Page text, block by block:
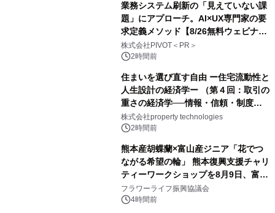
業務システム刷新の「見えていない課
題」にアプローチ。AI×UX専門家の要
求定義メソッド【8/26無料ウェビナ
ー】株式会社PIVOT
株式会社PIVOT＜PR＞
2時間前
住まいを選び直す自由 ー住宅流動性と
人生設計の経済学ー （第４回：取引の
重さの経済学──情報・信頼・制度を
PropTechはどう組み替えるか）｜
PropTech-Lab
株式会社property technologies
2時間前
熊本産胡蝶蘭×富山産ジニア「花でつ
ながる希望の輪」 熊本復興支援チャリ
ティーワークショップを8月9日、富
山・射水で開催
フラワーライフ振興協議会
4時間前